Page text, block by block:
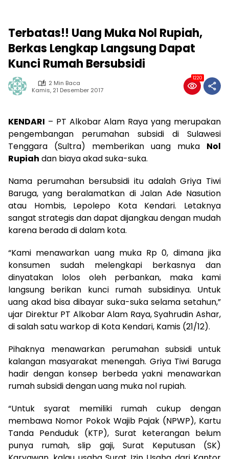
Terbatas!! Uang Muka Nol Rupiah,
Berkas Lengkap Langsung Dapat
Kunci Rumah Bersubsidi
2 Min Baca
Kamis, 21 Desember 2017
1220
KENDARI – PT Alkobar Alam Raya yang merupakan
pengembangan perumahan subsidi di Sulawesi
Tenggara (Sultra) memberikan uang muka Nol
Rupiah dan biaya akad suka-suka.
Nama perumahan bersubsidi itu adalah Griya Tiwi
Baruga, yang beralamatkan di Jalan Ade Nasution
atau Hombis, Lepolepo Kota Kendari. Letaknya
sangat strategis dan dapat dijangkau dengan mudah
karena berada di dalam kota.
“Kami menawarkan uang muka Rp 0, dimana jika
konsumen sudah melengkapi berkasnya dan
dinyatakan lolos oleh perbankan, maka kami
langsung berikan kunci rumah subsidinya. Untuk
uang akad bisa dibayar suka-suka selama setahun,”
ujar Direktur PT Alkobar Alam Raya, Syahrudin Ashar,
di salah satu warkop di Kota Kendari, Kamis (21/12).
Pihaknya menawarkan perumahan subsidi untuk
kalangan masyarakat menengah. Griya Tiwi Baruga
hadir dengan konsep berbeda yakni menawarkan
rumah subsidi dengan uang muka nol rupiah.
“Untuk syarat memiliki rumah cukup dengan
membawa Nomor Pokok Wajib Pajak (NPWP), Kartu
Tanda Penduduk (KTP), Surat keterangan belum
punya rumah, slip gaji, Surat Keputusan (SK)